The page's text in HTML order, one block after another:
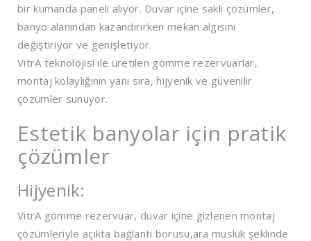
bir kumanda paneli alıyor. Duvar içine saklı çözümler,
banyo alanından kazandırırken mekan algısını
değiştiriyor ve genişletiyor.
VitrA teknolojisi ile üretilen gömme rezervuarlar,
montaj kolaylığının yanı sıra, hijyenik ve güvenilir
çözümler sunuyor.
Estetik banyolar için pratik
çözümler
Hijyenik:
VitrA gömme rezervuar, duvar içine gizlenen montaj
çözümleriyle açıkta bağlantı borusu,ara musluk şeklinde